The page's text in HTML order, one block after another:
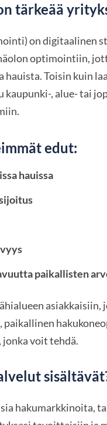
tärkeää
on digitaalinen
optimointiin,
Toisin kuin
kaupunki-, alue- tai
edut:
hauissa
paikallisten
asiakkaisiin,
voit tehdä.
hakumarkkinoita,